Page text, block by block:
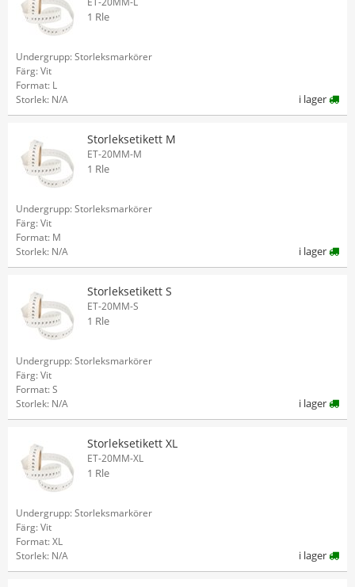
1 Rle
Undergrupp: Storleksmarkörer
Färg: Vit
Format: L
Storlek: N/A
i lager
Storleksetikett M
ET-20MM-M
1 Rle
Undergrupp: Storleksmarkörer
Färg: Vit
Format: M
Storlek: N/A
i lager
Storleksetikett S
ET-20MM-S
1 Rle
Undergrupp: Storleksmarkörer
Färg: Vit
Format: S
Storlek: N/A
i lager
Storleksetikett XL
ET-20MM-XL
1 Rle
Undergrupp: Storleksmarkörer
Färg: Vit
Format: XL
Storlek: N/A
i lager